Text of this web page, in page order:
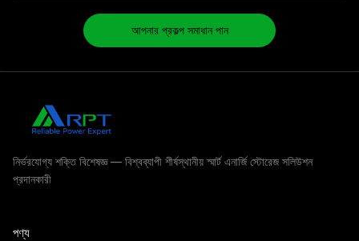
আপনার প্রকল্প সমাধান পান
নির্ভরযোগ্য শক্তি বিশেষজ্ঞ — বিশ্বব্যাপী শীর্ষস্থানীয় স্মার্ট এনার্জি স্টোরেজ সলিউশন
প্রদানকারী
পণ্য